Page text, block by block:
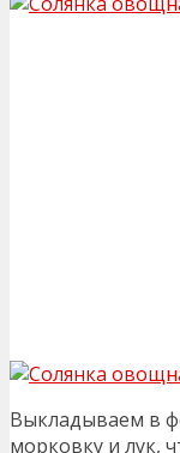
Выкладываем в
морковку и лук,